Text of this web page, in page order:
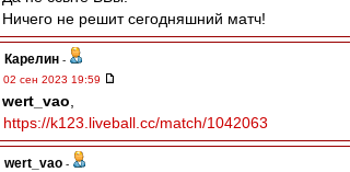
Ничего не решит сегодняшний матч!
Карелин -
02 сен 2023 19:59
wert_vao
https://k123.liveball.cc/match/1042063
wert_vao -